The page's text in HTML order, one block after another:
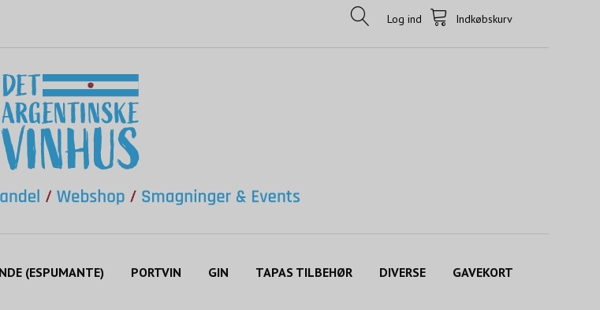
Indkøbskurv
Log ind
(ESPUMANTE) PORTVIN GIN TAPAS TILBEHØR DIVERSE GAVEKORT